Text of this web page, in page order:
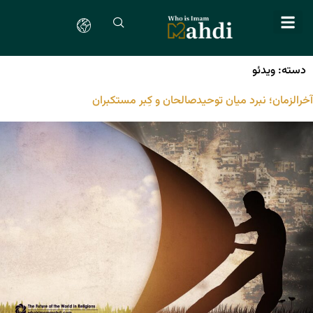
دسته: ویدئو
آخرالزمان؛ نبرد میان توحیدصالحان و کِبر مستکبران